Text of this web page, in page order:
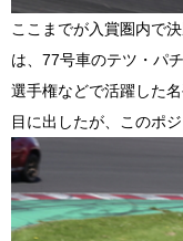
ここまでが入賞圏内で
は、77号車のテツ・パ
選手権などで活躍した
目に出したが、このポ